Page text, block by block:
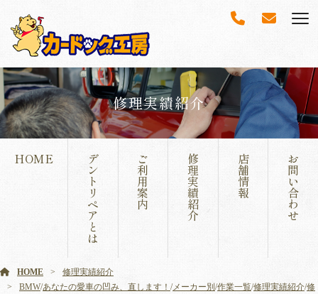
修理実績紹介
HOME デ
ン
ト
リ
ペ
ア
と
は
ご
利
用
案
内
修
理
実
績
紹
介
店
舗
情
報
お
問
い
合
わ
せ
HOME
修理実績紹介
BMW/あなたの愛車の凹み、直します！ /メーカー別 /作業一覧/修理実績紹介/修